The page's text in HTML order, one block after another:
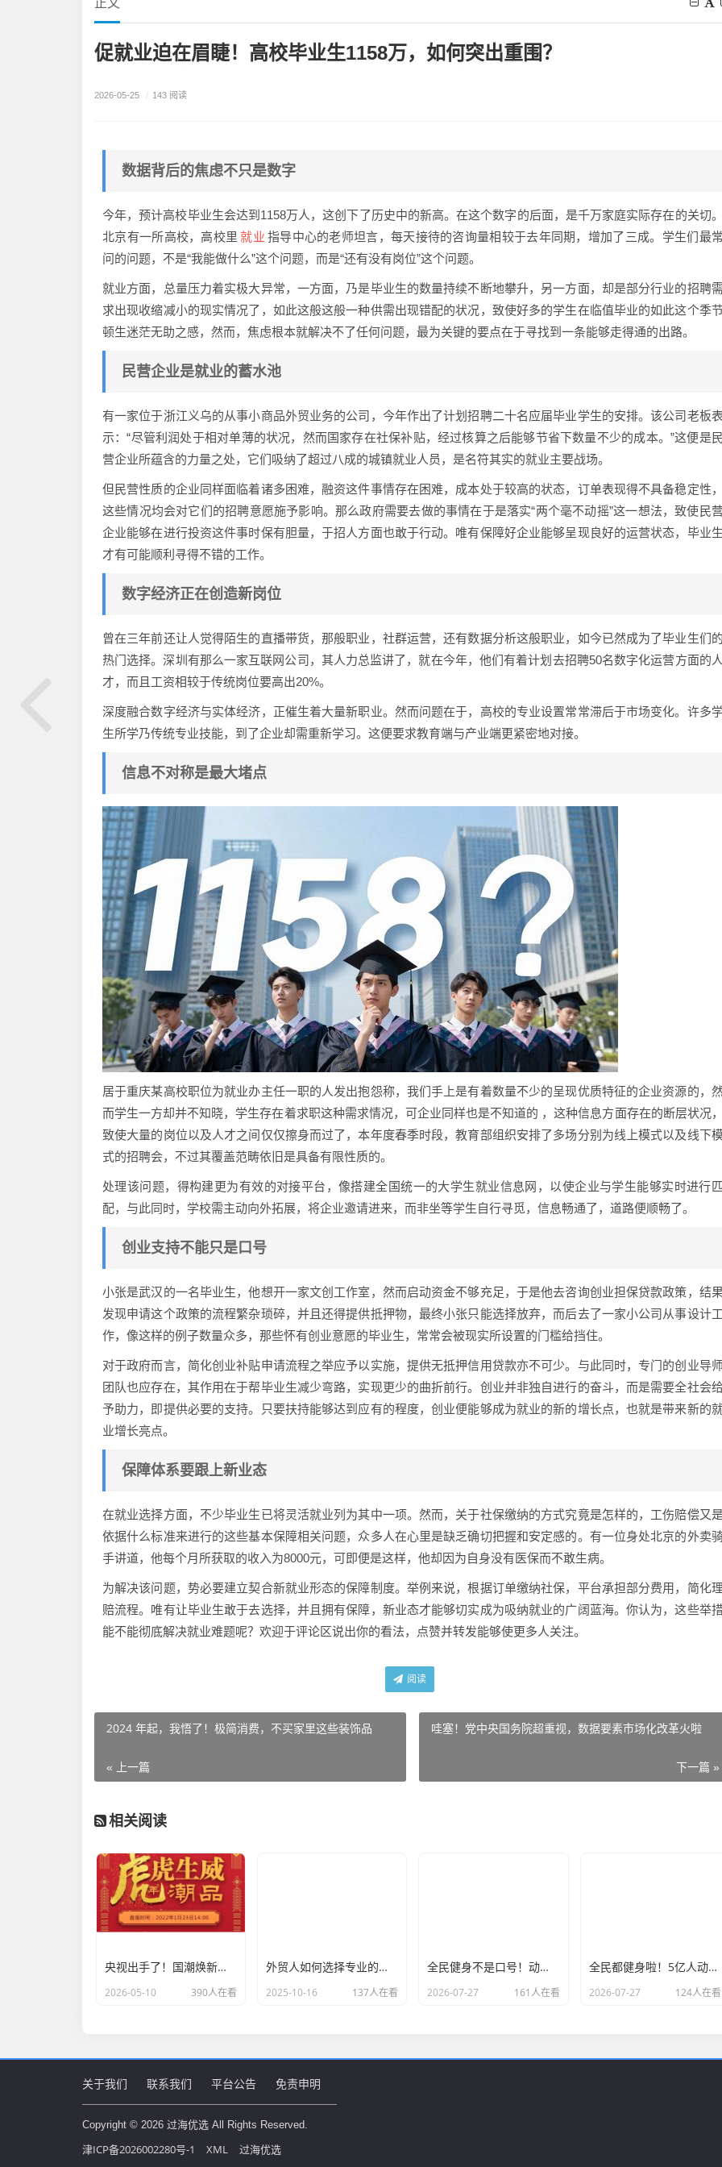
正文
促就业迫在眉睫！高校毕业生1158万，如何突出重围？
2026-05-25 / 143 阅读
数据背后的焦虑不只是数字
今年，预计高校毕业生会达到1158万人，这创下了历史中的新高。在这个数字的后面，是千万家庭实际存在的关切。
北京有一所高校，高校里 就业 指导中心的老师坦言，每天接待的咨询量相较于去年同期，增加了三成。学生们最常
问的问题，不是“我能做什么”这个问题，而是“还有没有岗位”这个问题。
就业方面，总量压力着实极大异常，一方面，乃是毕业生的数量持续不断地攀升，另一方面，却是部分行业的招聘需
求出现收缩减小的现实情况了，如此这般这般一种供需出现错配的状况，致使好多的学生在临值毕业的如此这个季
顿生迷茫无助之感，然而，焦虑根本就解决不了任何问题，最为关键的要点在于寻找到一条能够走得通的出路。
民营企业是就业的蓄水池
有一家位于浙江义乌的从事小商品外贸业务的公司，今年作出了计划招聘二十名应届毕业学生的安排。该公司老板表
示：“尽管利润处于相对单薄的状况，然而国家存在社保补贴，经过核算之后能够节省下数量不少的成本。”这便是民
营企业所蕴含的力量之处，它们吸纳了超过八成的城镇就业人员，是名符其实的就业主要战场。
但民营性质的企业同样面临着诸多困难，融资这件事情存在困难，成本处于较高的状态，订单表现得不具备稳定性，
这些情况均会对它们的招聘意愿施予影响。那么政府需要去做的事情在于是落实“两个毫不动摇”这一想法，致使民营
企业能够在进行投资这件事时保有胆量，于招人方面也敢于行动。唯有保障好企业能够呈现良好的运营状态，毕业生
才有可能顺利寻得不错的工作。
数字经济正在创造新岗位
曾在三年前还让人觉得陌生的直播带货，那般职业，社群运营，还有数据分析这般职业，如今已然成为了毕业生们的
热门选择。深圳有那么一家互联网公司，其人力总监讲了，就在今年，他们有着计划去招聘50名数字化运营方面的人
才，而且工资相较于传统岗位要高出20%。
深度融合数字经济与实体经济，正催生着大量新职业。然而问题在于，高校的专业设置常常滞后于市场变化。许多
生所学乃传统专业技能，到了企业却需重新学习。这便要求教育端与产业端更紧密地对接。
信息不对称是最大堵点
居于重庆某高校职位为就业办主任一职的人发出抱怨称，我们手上是有着数量不少的呈现优质特征的企业资源的，
而学生一方却并不知晓，学生存在着求职这种需求情况，可企业同样也是不知道的 ，这种信息方面存在的断层状况，
致使大量的岗位以及人才之间仅仅擦身而过了，本年度春季时段，教育部组织安排了多场分别为线上模式以及线下
式的招聘会，不过其覆盖范畴依旧是具备有限性质的。
处理该问题，得构建更为有效的对接平台，像搭建全国统一的大学生就业信息网，以使企业与学生能够实时进行匹
配，与此同时，学校需主动向外拓展，将企业邀请进来，而非坐等学生自行寻觅，信息畅通了，道路便顺畅了。
创业支持不能只是口号
小张是武汉的一名毕业生，他想开一家文创工作室，然而启动资金不够充足，于是他去咨询创业担保贷款政策，结果
发现申请这个政策的流程繁杂琐碎，并且还得提供抵押物，最终小张只能选择放弃，而后去了一家小公司从事设计工
作，像这样的例子数量众多，那些怀有创业意愿的毕业生，常常会被现实所设置的门槛给挡住。
对于政府而言，简化创业补贴申请流程之举应予以实施，提供无抵押信用贷款亦不可少。与此同时，专门的创业导
团队也应存在，其作用在于帮毕业生减少弯路，实现更少的曲折前行。创业并非独自进行的奋斗，而是需要全社会给
予助力，即提供必要的支持。只要扶持能够达到应有的程度，创业便能够成为就业的新的增长点，也就是带来新的
业增长亮点。
保障体系要跟上新业态
在就业选择方面，不少毕业生已将灵活就业列为其中一项。然而，关于社保缴纳的方式究竟是怎样的，工伤赔偿又
依据什么标准来进行的这些基本保障相关问题，众多人在心里是缺乏确切把握和安定感的。有一位身处北京的外卖
手讲道，他每个月所获取的收入为8000元，可即便是这样，他却因为自身没有医保而不敢生病。
为解决该问题，势必要建立契合新就业形态的保障制度。举例来说，根据订单缴纳社保，平台承担部分费用，简化理
赔流程。唯有让毕业生敢于去选择，并且拥有保障，新业态才能够切实成为吸纳就业的广阔蓝海。你认为，这些举
能不能彻底解决就业难题呢？欢迎于评论区说出你的看法，点赞并转发能够使更多人关注。
阅读
2024 年起，我悟了！极简消费，不买家里这些装饰品
« 上一篇
哇塞！党中央国务院超重视，数据要素市场化改革火啦
下一篇 »
相关阅读
央视出手了！国潮焕新让非遗炸场，这才是文化强国该有的排面
2026-05-10 390人在看
外贸人如何选择专业的海关数据公司？
2025-10-16 137人在看
全民健身不是口号！动起来，别让身体拖累你的幸福人生
2026-07-27 161人在看
全民都健身啦！5亿人动起来，咱的健康生活还会远吗？
2026-07-27 124人在看
关于我们 联系我们 平台公告 免责申明
Copyright © 2026 过海优选 All Rights Reserved.
津ICP备2026002280号-1 XML 过海优选